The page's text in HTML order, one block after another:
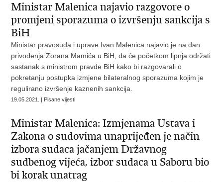
Ministar Malenica najavio razgovore o
promjeni sporazuma o izvršenju sankcija s
BiH
Ministar pravosuđa i uprave Ivan Malenica najavio je na dan
privođenja Zorana Mamića u BiH, da će početkom lipnja održati
sastanak s ministrom pravde BiH kako bi razgovarali o
pokretanju postupka izmjene bilateralnog sporazuma kojim je
regulirano izvršenje kaznenih sankcija.
19.05.2021. | Pisane vijesti
Ministar Malenica: Izmjenama Ustava i
Zakona o sudovima unaprijeđen je način
izbora sudaca jačanjem Državnog
sudbenog vijeća, izbor sudaca u Saboru bio
bi korak unatrag